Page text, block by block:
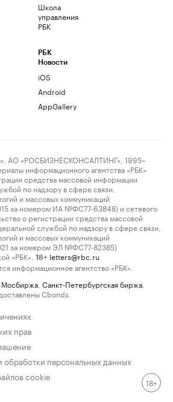
Школа
управления
РБК
РБК
Новости
iOS
Android
AppGallery
АО «РОСБИЗНЕСКОНСАЛТИНГ», 1995–
информационного агентства «РБК»
средства массовой информации
по надзору в сфере связи,
и массовых коммуникаций
за номером ИА №ФС77-63848) и сетевого
о регистрации средства массовой
службой по надзору в сфере связи,
и массовых коммуникаций
за номером ЭЛ №ФС77-82385)
«РБК».
18+ letters@rbc.ru
информационное агентство «РБК».
Мосбиржа Санкт-Петербургская биржа
Cbonds.
прав
персональных данных
cookie
18+